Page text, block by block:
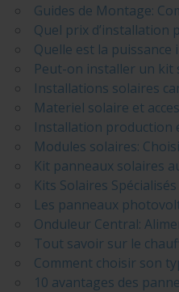
Guides de Montage:
Quel prix d’installation
Quelle est la
Peut-on installer un kit
Installations solaires
Materiel solaire et
Installation production
Modules solaires:
Kit panneaux solaires
Kits Solaires
Les panneaux
Onduleur Central:
Tout savoir sur le
Comment choisir son
10 avantages des